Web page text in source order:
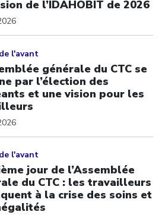
de l’IDAHOBIT de 2026
l'avant
générale du CTC se
par l’élection des
et une vision pour les
l'avant
jour de l’Assemblée
du CTC : les travailleurs
à la crise des soins et